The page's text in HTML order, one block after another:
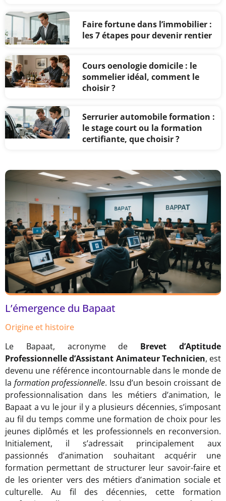
Faire fortune dans l’immobilier :
les 7 étapes pour devenir rentier
Cours oenologie domicile : le
sommelier idéal, comment le
choisir ?
Serrurier automobile formation :
le stage court ou la formation
certifiante, que choisir ?
L’émergence du Bapaat
Origine et histoire
Le Bapaat, acronyme de Brevet d’Aptitude
Professionnelle d’Assistant Animateur Technicien, est
devenu une référence incontournable dans le monde de
la formation professionnelle. Issu d’un besoin croissant de
professionnalisation dans les métiers d’animation, le
Bapaat a vu le jour il y a plusieurs décennies, s’imposant
au fil du temps comme une formation de choix pour les
jeunes diplômés et les professionnels en reconversion.
Initialement, il s’adressait principalement aux
passionnés d’animation souhaitant acquérir une
formation permettant de structurer leur savoir-faire et
de les orienter vers des métiers d’animation sociale et
culturelle. Au fil des décennies, cette formation